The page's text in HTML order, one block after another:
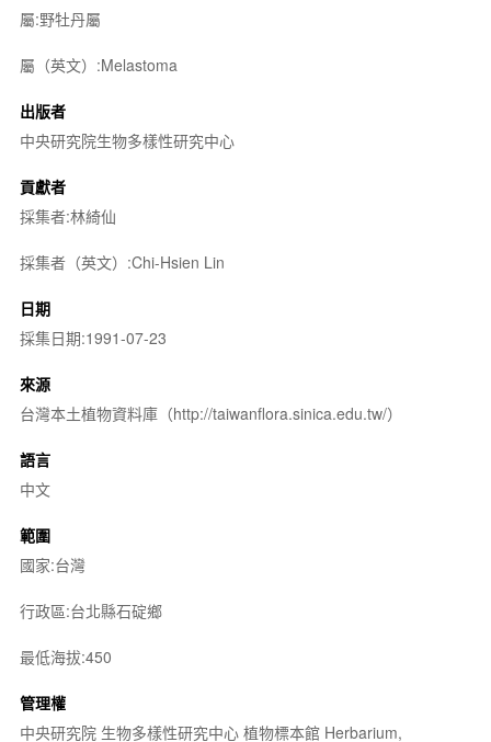
屬:野牡丹屬
屬（英文）:Melastoma
出版者
中央研究院生物多樣性研究中心
貢獻者
採集者:林綺仙
採集者（英文）:Chi-Hsien Lin
日期
採集日期:1991-07-23
來源
台灣本土植物資料庫（http://taiwanflora.sinica.edu.tw/）
語言
中文
範圍
國家:台灣
行政區:台北縣石碇鄉
最低海拔:450
管理權
中央研究院 生物多樣性研究中心 植物標本館 Herbarium,